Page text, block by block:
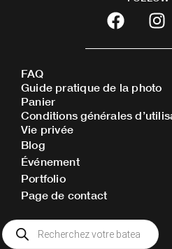
F
a
c
b
o
o
I
n
s
a
g
r
FAQ
Guide pratique de la photo
Panier
Conditions générales
Vie privée
Blog
Événement
Portfolio
Page de contact
Recherche
de